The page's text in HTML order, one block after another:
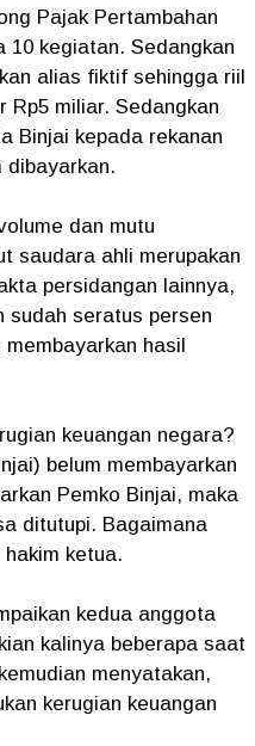
Pajak Pertambahan
10 kegiatan. Sedangkan
alias fiktif sehingga riil
Rp5 miliar. Sedangkan
Binjai kepada rekanan
dibayarkan.
dan mutu
saudara ahli merupakan
persidangan lainnya,
sudah seratus persen
membayarkan hasil
keuangan negara?
belum membayarkan
Pemko Binjai, maka
ditutupi. Bagaimana
ketua.
kedua anggota
kalinya beberapa saat
menyatakan,
kerugian keuangan